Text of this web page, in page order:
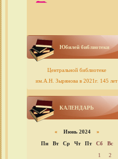
Юбилей библиотеки
Центральной библиотеке
им.А.Н. Зырянова в 2021г. 145 лет
КАЛЕНДАРЬ
« Июнь 2024 »
Пн
Вт Ср Чт Пт Сб
Вс
1
2